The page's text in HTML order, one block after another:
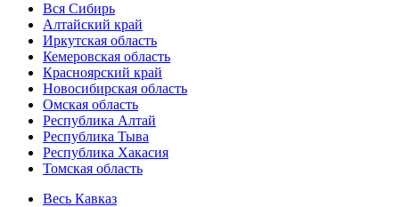
Вся Сибирь
Алтайский край
Иркутская область
Кемеровская область
Красноярский край
Новосибирская область
Омская область
Республика Алтай
Республика Тыва
Республика Хакасия
Томская область
Весь Кавказ